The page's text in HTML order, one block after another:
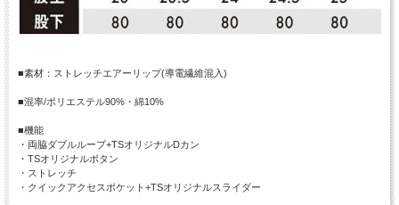
■素材：ストレッチエアーリップ(導電繊維混入)
■混率/ポリエステル90%・綿10%
■機能
・両脇ダブルループ+TSオリジナルDカン
・TSオリジナルボタン
・ストレッチ
・クイックアクセスポケット+TSオリジナルスライダー